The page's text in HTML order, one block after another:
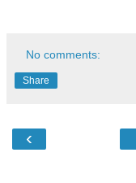
No comments:
Share
‹